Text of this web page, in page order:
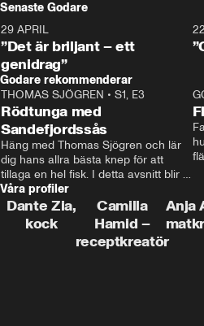
Senaste Godare
29 APRIL
”Det är briljant – ett
genidrag”
Godare rekommenderar
THOMAS SJÖGREN • S1, E3
Rödtunga med
Sandefjordssås
Häng med Thomas Sjögren och lär
dig hans allra bästa knep för att
tillaga en hel fisk. I detta avsnitt blir
de helstekt rödtunga med
sandefjordssås och en magisk sallad
på pepparrot och äpple.
Våra profiler
Dante Zia,
kock
Camilla
Hamid –
receptkreatör
Anja